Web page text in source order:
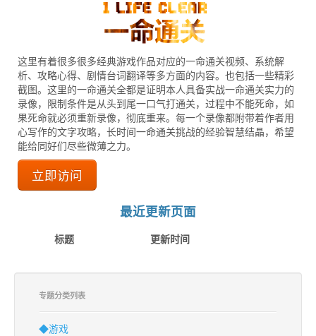
旧版临时
[登陆] [注册]
这里有着很多很多经典游戏作品对应的一命通关视频、系统解
析、攻略心得、剧情台词翻译等多方面的内容。也包括一些精彩
截图。这里的一命通关全都是证明本人具备实战一命通关实力的
录像，限制条件是从头到尾一口气打通关，过程中不能死命，如
果死命就必须重新录像，彻底重来。每一个录像都附带着作者用
心写作的文字攻略，长时间一命通关挑战的经验智慧结晶，希望
能给同好们尽些微薄之力。
立即访问
最近更新页面
标题
更新时间
专题分类列表
◆游戏